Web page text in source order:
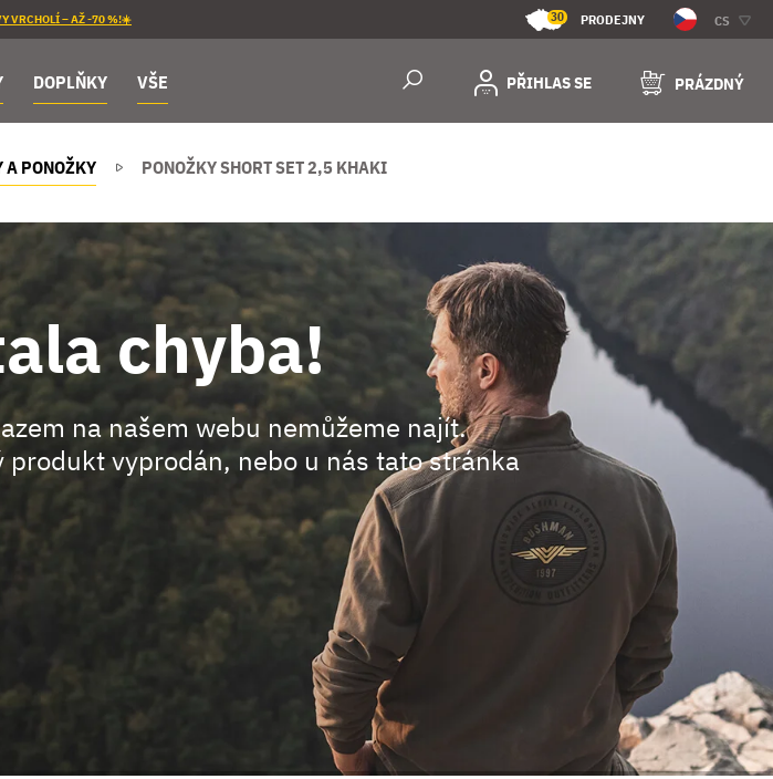
VRCHOLÍ – AŽ -70 %!☀️ 30 PRODEJNY CS
DOPLŇKY VŠE PŘIHLAS SE PRÁZDNÝ
A PONOŽKY PONOŽKY SHORT SET 2,5 KHAKI
chyba!
na našem webu nemůžeme najít.
produkt vyprodán, nebo u nás tato stránka